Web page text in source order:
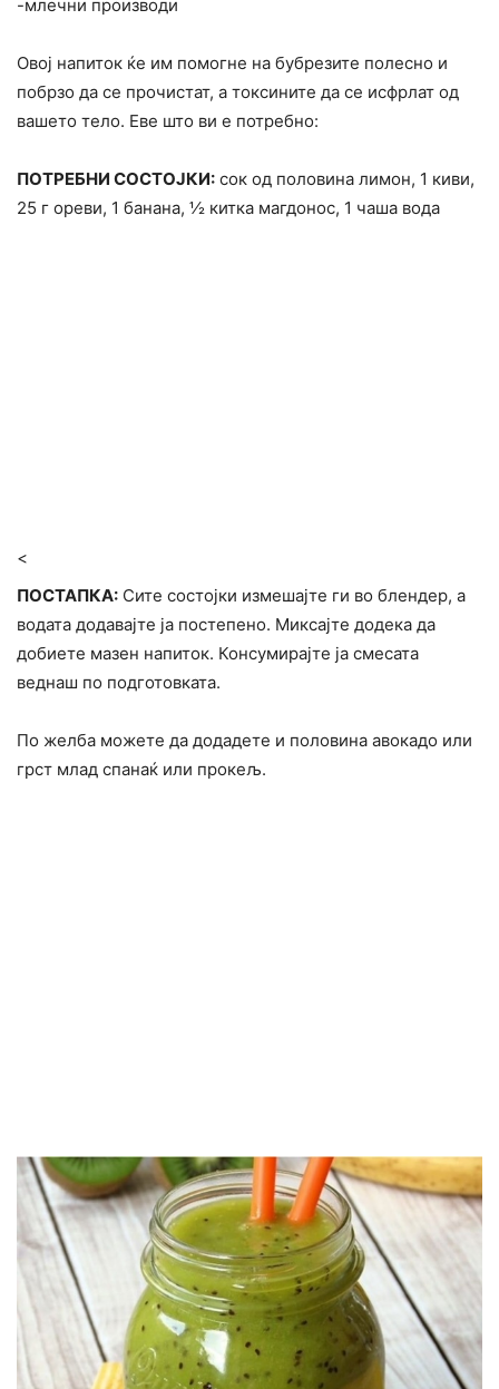
-млечни производи
Овој напиток ќе им помогне на бубрезите полесно и
побрзо да се прочистат, а токсините да се исфрлат од
вашето тело. Еве што ви е потребно:
ПОТРЕБНИ СОСТОЈКИ: сок од половина лимон, 1 киви,
25 г ореви, 1 банана, ½ китка магдонос, 1 чаша вода
<
ПОСТАПКА: Сите состојки измешајте ги во блендер, а
водата додавајте ја постепено. Миксајте додека да
добиете мазен напиток. Консумирајте ја смесата
веднаш по подготовката.
По желба можете да додадете и половина авокадо или
грст млад спанаќ или прокељ.